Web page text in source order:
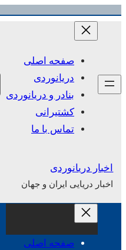
رفتن
صفحه اصلی
دریانوردی
بنادر و دریانوردی
کشتیرانی
تماس با ما
اخبار دریانوردی
اخبار دریایی ایران و جهان
صفحه اصلی